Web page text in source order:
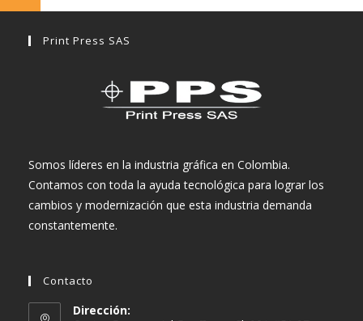
Print Press SAS
Somos líderes en la industria gráfica en Colombia.
Contamos con toda la ayuda tecnológica para lograr los
cambios y modernización que esta industria demanda
constantemente.
Contacto
Dirección: